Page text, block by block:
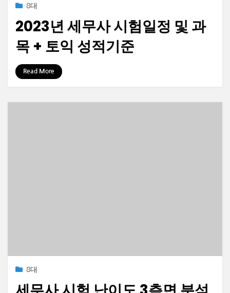
Posted2023-01-23
8대
2023년 세무사 시험일정 및 과
목 + 토익 성적기준
by 정보수집가
Read More
Posted2023-01-23
8대